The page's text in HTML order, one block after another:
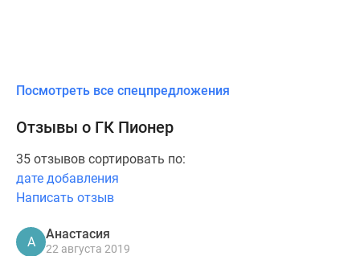
Посмотреть все спецпредложения
Отзывы о ГК Пионер
35 отзывов сортировать по:
дате добавления
Написать отзыв
А
Анастасия
22 августа 2019